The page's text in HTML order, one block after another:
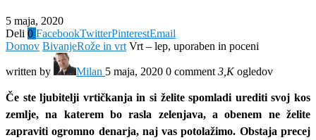
5 maja, 2020
Deli 0 FacebookTwitterPinterestEmail
Domov BivanjeRože in vrt Vrt – lep, uporaben in poceni
written by Milan 5 maja, 2020 0 comment 3,Kogledov
Če ste ljubitelji vrtičkanja in si želite spomladi urediti svoj kos
zemlje, na katerem bo rasla zelenjava, a obenem ne želite
zapraviti ogromno denarja, naj vas potolažimo. Obstaja precej